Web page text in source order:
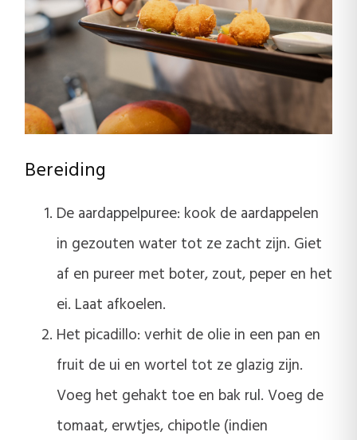
Bereiding
De aardappelpuree: kook de aardappelen
in gezouten water tot ze zacht zijn. Giet
af en pureer met boter, zout, peper en het
ei. Laat afkoelen.
Het picadillo: verhit de olie in een pan en
fruit de ui en wortel tot ze glazig zijn.
Voeg het gehakt toe en bak rul. Voeg de
tomaat, erwtjes, chipotle (indien